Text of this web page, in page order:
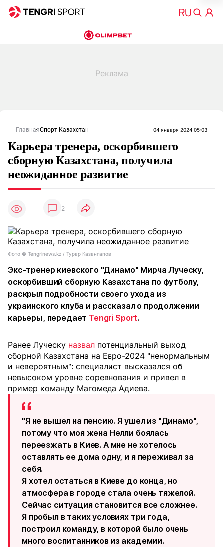
ГлавнаяСпорт Казахстан 04 января 2024 05:03
Карьера тренера, оскорбившего
сборную Казахстана, получила
неожиданное развитие
2
Фото ©️ Tengrinews.kz / Турар Казангапов
Экс-тренер киевского "Динамо" Мирча Луческу,
оскорбивший сборную Казахстана по футболу,
раскрыл подробности своего ухода из
украинского клуба и рассказал о продолжении
карьеры, передает Tengri Sport.
Ранее Луческу назвал потенциальный выход
сборной Казахстана на Евро-2024 "ненормальным
и невероятным": специалист высказался об
невысоком уровне соревнования и привел в
пример команду Магомеда Адиева.
"Я не вышел на пенсию. Я ушел из "Динамо",
потому что моя жена Нелли боялась
переезжать в Киев. А мне не хотелось
оставлять ее дома одну, и я переживал за
себя.
Я хотел остаться в Киеве до конца, но
атмосфера в городе стала очень тяжелой.
Сейчас ситуация становится все сложнее.
Я пробыл в таких условиях три года,
построил команду, в которой было очень
много воспитанников из академии.